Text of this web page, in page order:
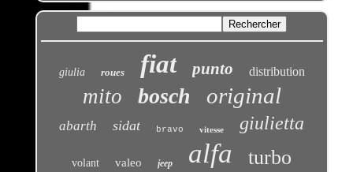
giulia roues fiat punto distribution
mito bosch original
abarth sidat bravo vitesse giulietta
volant valeo jeep alfa turbo